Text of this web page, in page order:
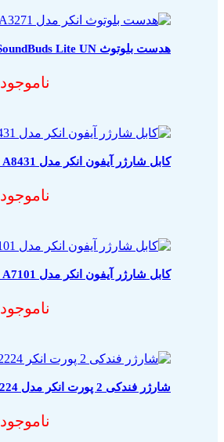
هدست بلوتوث SoundBuds Lite UN انکر مدل A3271
ناموجود
کابل شارژر آیفون انکر مدل A8431 طول 0.3 متر
ناموجود
کابل شارژر آیفون انکر مدل A7101 طول 0.9 متر
ناموجود
شارژر فندکی 2 پورت انکر مدل A2224
ناموجود